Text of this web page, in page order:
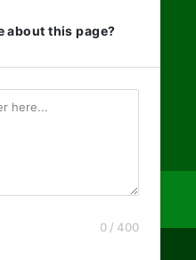
about this page?
0 / 400